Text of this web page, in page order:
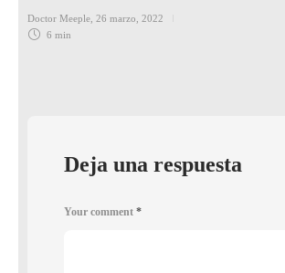
Doctor Meeple 26 marzo, 2022
6 min
Deja una respuesta
Your comment *